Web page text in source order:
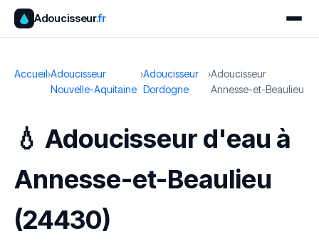
Adoucisseur.fr
Accueil›Adoucisseur
Nouvelle-Aquitaine
›Adoucisseur
Dordogne
›Adoucisseur
Annesse-et-Beaulieu
💧 Adoucisseur d'eau à
Annesse-et-Beaulieu
(24430)